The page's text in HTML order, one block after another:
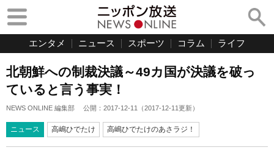
エンタメ ニュース スポーツ コラム ライフ
北朝鮮への制裁決議～49カ国が決議を破っ
ていると言う事実！
NEWS ONLINE 編集部 公開： 2017-12-11 （2017-12-11更新）
ニュース 高嶋ひでたけ 高嶋ひでたけのあさラジ！